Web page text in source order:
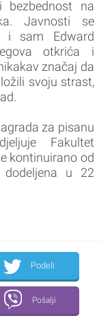
na
Javnosti se
i sam Edward
otkrića i
značaj da
svoju strast,
za pisanu
Fakultet
kontinuirano od
u 22
Podeli
Pošalji